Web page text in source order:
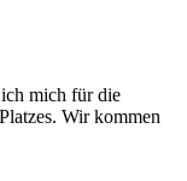
mich für die
Wir kommen